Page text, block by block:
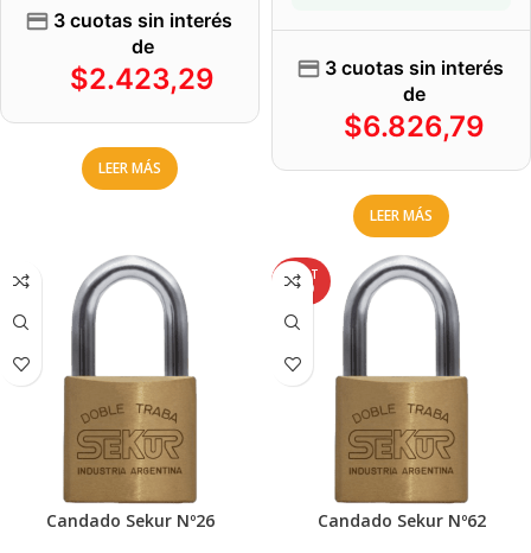
3 cuotas sin interés
de
$2.423,29
LEER MÁS
3 cuotas sin interés
de
$6.826,79
LEER MÁS
Candado Sekur Nº26
AGOT
ADO
Candado Sekur Nº62